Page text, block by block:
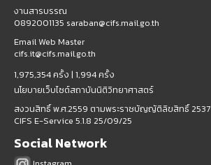
งานสารบรรณ
0892001135 saraban@cifs.mail.go.th
Email Web Master
cifs.it@cifs.mail.go.th
1,975,354 ครั้ง | 1,994 ครั้ง
นโยบายเว็บไซต์สถาบันนิติวิทยาศาสตร์
สงวนสิทธิ์ พ.ศ.2559 ตามพระราชบัญญัติลิขสิทธิ์ 2537
CIFS E-Service 5.1.8 25/09/25
Social Network